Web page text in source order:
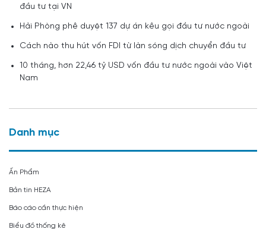
đầu tư tại VN
Hải Phòng phê duyệt 137 dự án kêu gọi đầu tư nước ngoài
Cách nào thu hút vốn FDI từ làn sóng dịch chuyển đầu tư
10 tháng, hơn 22,46 tỷ USD vốn đầu tư nước ngoài vào Việt
Nam
Danh mục
Ấn Phẩm
Bản tin HEZA
Báo cáo cần thực hiện
Biểu đồ thống kê